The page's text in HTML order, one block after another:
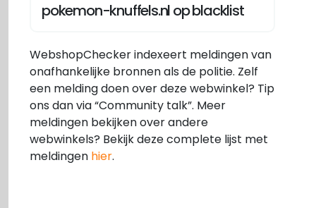
pokemon-knuffels.nl op blacklist
WebshopChecker indexeert meldingen van
onafhankelijke bronnen als de politie. Zelf
een melding doen over deze webwinkel? Tip
ons dan via “Community talk”. Meer
meldingen bekijken over andere
webwinkels? Bekijk deze complete lijst met
meldingen hier.